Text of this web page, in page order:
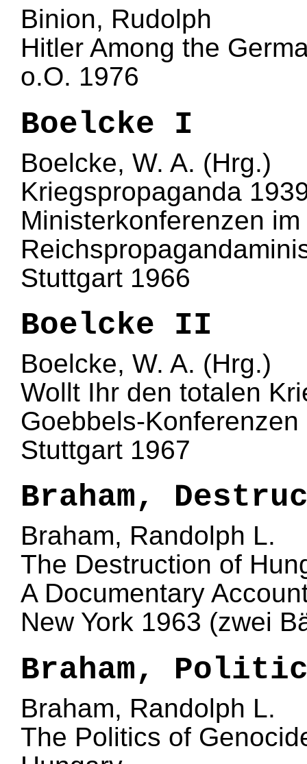
Binion, Rudolph
Hitler Among the
o.O. 1976
Boelcke I
Boelcke, W. A. (Hrg.)
Kriegspropaganda
Ministerkonferenzen im
Stuttgart 1966
Boelcke II
Boelcke, W. A. (Hrg.)
Wollt Ihr den totalen
Goebbels-
Stuttgart 1967
Braham,
Braham, Randolph L.
The Destruction of
A Documentary
New York 1963 (zwei
Braham,
Braham, Randolph L.
The Politics of